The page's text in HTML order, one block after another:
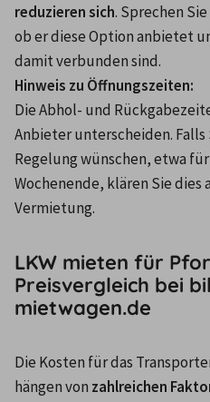
reduzieren sich. Sprechen
ob er diese Option anbietet
damit verbunden sind.
Hinweis zu Öffnungszeiten:
Die Abhol- und
Anbieter unterscheiden.
Regelung wünschen, etwa
Wochenende, klären Sie
Vermietung.
LKW mieten für
Preisvergleich bei
mietwagen.de
Die Kosten für das
hängen von zahlreichen